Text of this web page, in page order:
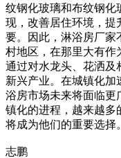
纹钢化玻璃和布纹钢化
现，改善居住环境，提
要。因此，淋浴房厂家
村地区，在那里大有作
通过对水龙头、花洒及
新兴产业。在城镇化
浴房市场未来将面临更
镇化的进程，越来越多
将成为他们的重要选择
志鹏